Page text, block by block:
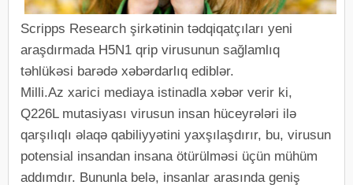
Scripps Research şirkətinin tədqiqatçıları yeni
araşdırmada H5N1 qrip virusunun sağlamlıq
təhlükəsi barədə xəbərdarlıq ediblər.
Milli.Az xarici mediaya istinadla xəbər verir ki,
Q226L mutasiyası virusun insan hüceyrələri ilə
qarşılıqlı əlaqə qabiliyyətini yaxşılaşdırır, bu, virusun
potensial insandan insana ötürülməsi üçün mühüm
addımdır. Bununla belə, insanlar arasında geniş